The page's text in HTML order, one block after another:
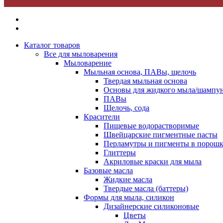
Каталог товаров
Все для мыловарения
Мыловарение
Мыльная основа, ПАВы, щелочь
Твердая мыльная основа
Основы для жидкого мыла/
ПАВы
Щелочь, сода
Красители
Пищевые водорастворимые
Швейцарские пигментные пасты
Перламутры и пигменты в
Глиттеры
Акриловые краски для мыла
Базовые масла
Жидкие масла
Твердые масла (баттеры)
Формы для мыла, силикон
Дизайнерские силиконовые
Цветы